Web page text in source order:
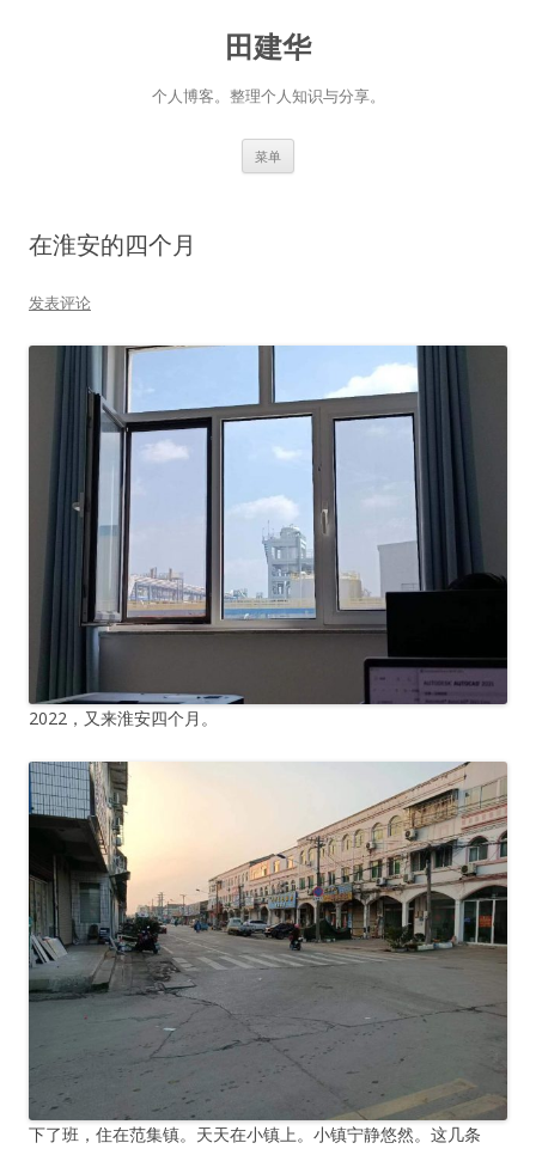
田建华
个人博客。整理个人知识与分享。
菜单
在淮安的四个月
发表评论
2022，又来淮安四个月。
下了班，住在范集镇。天天在小镇上。小镇宁静悠然。这几条